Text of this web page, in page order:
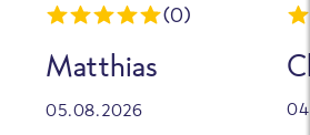
(0)
Matthias
05.08.2026